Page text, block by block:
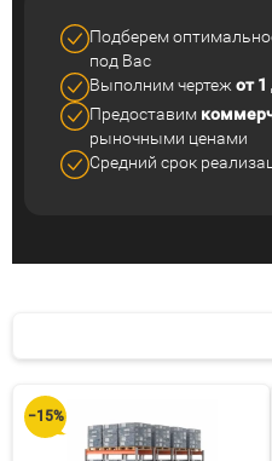
Подберем
под Вас
Выполним чертеж от 1
Предоставим
рыночными ценами
Средний срок
−15%